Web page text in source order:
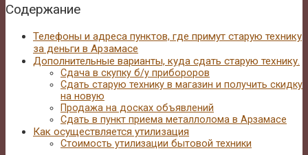
Содержание
Телефоны и адреса пунктов, где примут старую технику
за деньги в Арзамасе
Дополнительные варианты, куда сдать старую технику.
Сдача в скупку б/у прибороров
Сдать старую технику в магазин и получить скидку
на новую
Продажа на досках объявлений
Сдать в пункт приема металлолома в Арзамасе
Как осуществляется утилизация
Стоимость утилизации бытовой техники